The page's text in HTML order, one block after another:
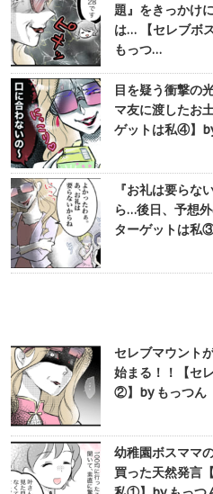
題』をきっかけ
は… 【セレブボ
もっつ…
目を疑う衝撃の
マ友に渡したお
ゲットは私④】
『お礼は要らな
ら…後日、予想
ターゲットは私
セレブマウント
始まる！！【セ
②】by もっつん
幼稚園ボスママ
買った天然発言